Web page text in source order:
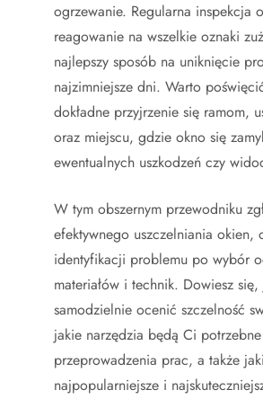
ogrzewanie. Regularna inspekcja
reagowanie na wszelkie oznaki
najlepszy sposób na uniknięcie
najzimniejsze dni. Warto
dokładne przyjrzenie się ramom,
oraz miejscu, gdzie okno się
ewentualnych uszkodzeń czy
W tym obszernym przewodniku
efektywnego uszczelniania okien,
identyfikacji problemu po wybór
materiałów i technik. Dowiesz się,
samodzielnie ocenić szczelność
jakie narzędzia będą Ci
przeprowadzenia prac, a także
najpopularniejsze i